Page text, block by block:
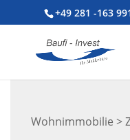
+49 281 -163
Wohnimmobilie >